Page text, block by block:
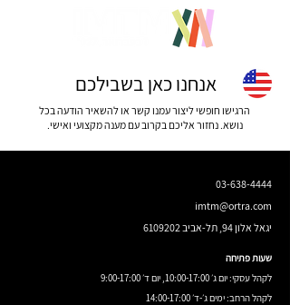
אנחנו כאן בשבילכם
הרגישו חופשי ליצור עמנו קשר או להשאיר הודעה בכל
נושא. נחזור אליכם בקרוב עם מענה מקצועי ואישי.
03-638-4444
imtm@ortra.com
יגאל אלון 94, תל-אביב
6109202
שעות פתיחה
לקהל עסקי: יום ג׳ 10:00-17:00, יום ד׳ 9:00-17:00
לקהל הרחב: ימים ג׳-ד׳ 14:00-17:00